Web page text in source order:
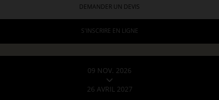
DEMANDER UN DEVIS
S'INSCRIRE EN LIGNE
09 NOV. 2026
26 AVRIL 2027